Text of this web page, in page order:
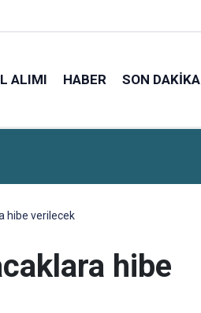
ALIMI HABER SON DAKIKA
Devam Ediyor
hibe verilecek
hibe